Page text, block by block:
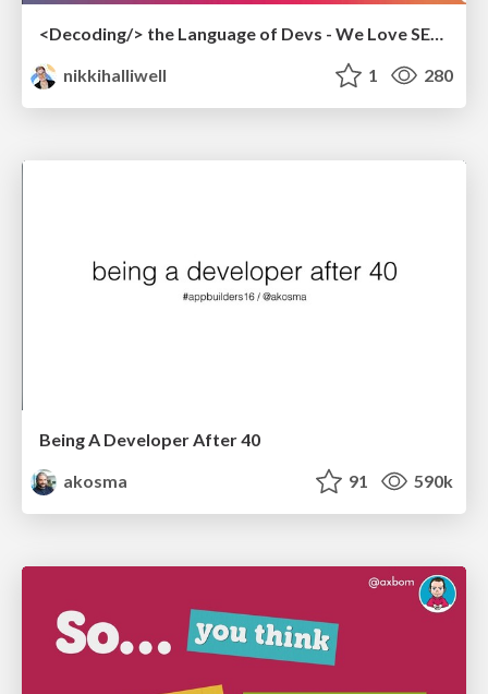
<Decoding/> the Language of Devs - We Love SEO 2024
nikkihalliwell
1 280
Being A Developer After 40
akosma
91 590k